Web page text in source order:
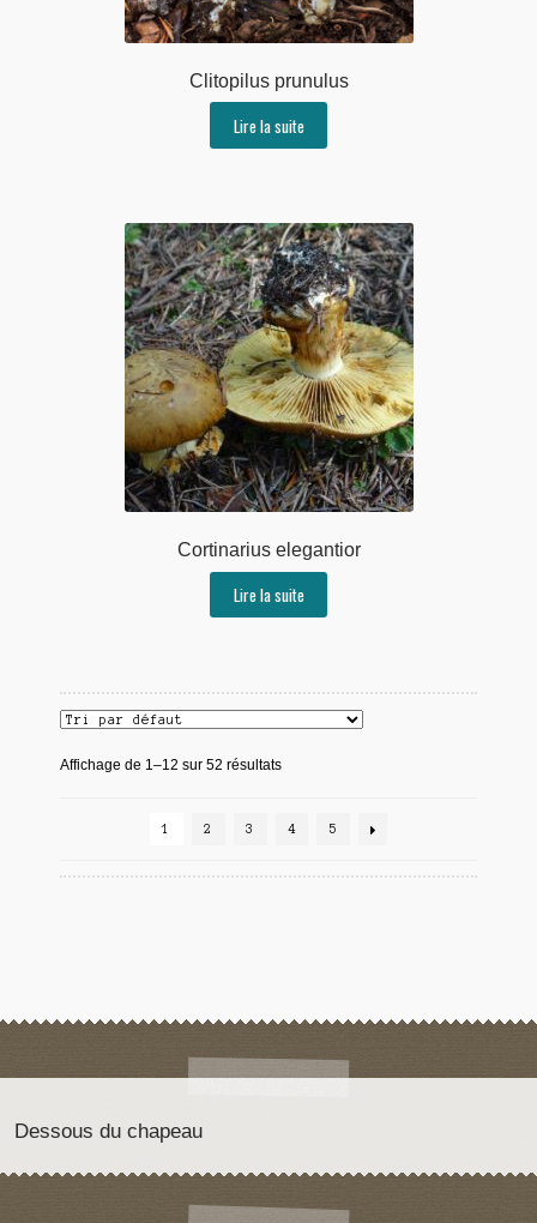
Clitopilus prunulus
Lire la suite
Cortinarius elegantior
Lire la suite
Affichage de 1–12 sur 52 résultats
1 2 3 4 5
Dessous du chapeau